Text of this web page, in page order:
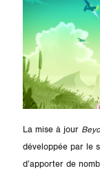
La mise à jour
développée par le
d’apporter de